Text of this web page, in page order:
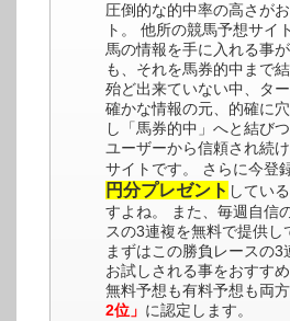
圧倒的な的中率の高さが
ト。 他所の競馬予想サイ
馬の情報を手に入れる事
も、それを馬券的中まで
殆ど出来ていない中、タ
確かな情報の元、的確に
し「馬券的中」へと結び
ユーザーから信頼され続
サイトです。 さらに今登
円分プレゼント してい
すよね。 また、毎週自信
スの3連複を無料で提供し
まずはこの勝負レースの3
お試しされる事をおすすめ
無料予想も有料予想も両方
2位」 に認定します。